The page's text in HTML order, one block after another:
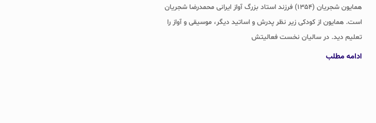
همایون شجریان (۱۳۵۴) فرزند استاد بزرگ آواز ایرانی محمدرضا شجریان
است. همایون از کودکی زیر نظر پدرش و اساتید دیگر، موسیقی و آواز را
تعلیم دید. در سالیان نخست فعالیتش
ادامه مطلب